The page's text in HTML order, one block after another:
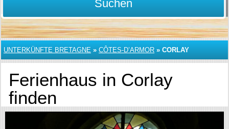
Suchen
UNTERKÜNFTE BRETAGNE » CÔTES-D’ARMOR » CORLAY
Ferienhaus in Corlay
finden